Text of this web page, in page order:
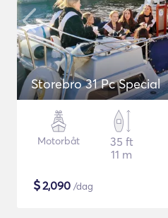
Storebro 31 Pc Special
Motorbåt
35 ft
11 m
$2,090 /dag